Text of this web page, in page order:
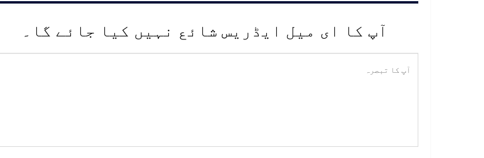
آپ کا ای میل ایڈریس شائع نہیں کیا جائے گا۔